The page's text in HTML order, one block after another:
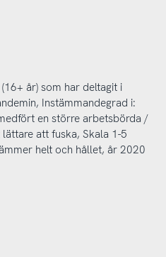
år) som har deltagit i
Instämmandegrad i:
en större arbetsbörda /
att fuska, Skala 1-5
helt och hållet, år 2020